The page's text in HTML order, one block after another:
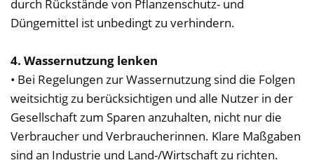
durch Rückstände von Pflanzenschutz- und
Düngemittel ist unbedingt zu verhindern.
4. Wassernutzung lenken
• Bei Regelungen zur Wassernutzung sind die Folgen
weitsichtig zu berücksichtigen und alle Nutzer in der
Gesellschaft zum Sparen anzuhalten, nicht nur die
Verbraucher und Verbraucherinnen. Klare Maßgaben
sind an Industrie und Land-/Wirtschaft zu richten.